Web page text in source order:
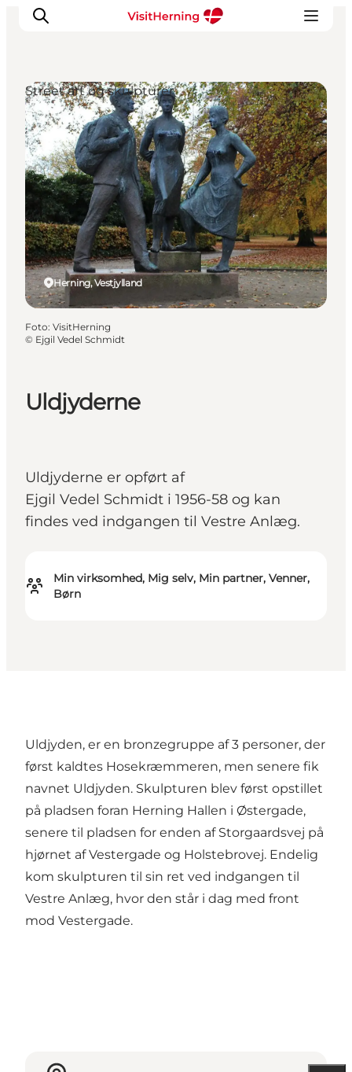
Det sker
Spis, drik og shop
Kunstlandet
Se og oplev
Find vej
Sov godt
Book overnatning
Uldjyderne
Uldjyderne er opført af
Ejgil Vedel Schmidt i 1956-58 og kan
findes ved indgangen til Vestre Anlæg.
Min virksomhed, Mig selv, Min partner, Venner,
Børn
Herning, Vestjylland
Street art og skulpturer
Foto: VisitHerning
© Ejgil Vedel Schmidt
Uldjyden, er en bronzegruppe af 3 personer, der
først kaldtes Hosekræmmeren, men senere fik
navnet Uldjyden. Skulpturen blev først opstillet
på pladsen foran Herning Hallen i Østergade,
senere til pladsen for enden af Storgaardsvej på
hjørnet af Vestergade og Holstebrovej. Endelig
kom skulpturen til sin ret ved indgangen til
Vestre Anlæg, hvor den står i dag med front
mod Vestergade.